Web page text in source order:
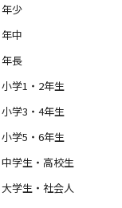
年少
年中
年長
小学1・2年生
小学3・4年生
小学5・6年生
中学生・高校生
大学生・社会人